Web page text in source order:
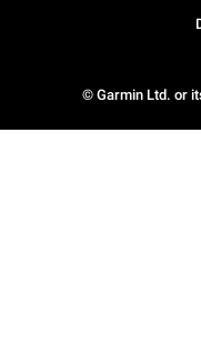
© Garmin Ltd. or